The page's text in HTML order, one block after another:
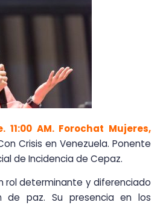
11:00 AM. Forochat Mujeres,
Crisis en Venezuela. Ponente
de Incidencia de Cepaz.
rol determinante y diferenciado
de paz. Su presencia en los